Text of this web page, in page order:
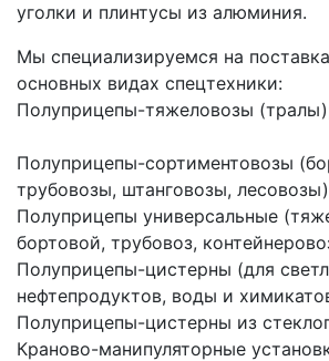
уголки и плинтусы из алюминия.
Мы специализируемся на
основных видах спецтехники:
Полуприцепы-тяжеловозы
Полуприцепы-сортиментовозы
трубовозы, штанговозы,
Полуприцепы универсальные
бортовой, трубовоз,
Полуприцепы-цистерны (для
нефтепродуктов, воды и
Полуприцепы-цистерны из
Краново-манипуляторные